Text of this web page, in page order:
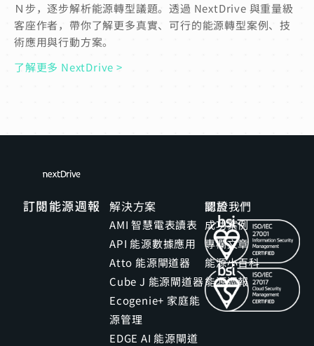
Ｎ步，逐步解析能源轉型議題。透過 NextDrive 與重量級
客座作者，帶你了解更多真實、可行的能源轉型案例、技
術應用與行動方案。
了解更多 NextDrive >
訂閱能源週報 解決方案
AMI 智慧電表讀表
API 能源數據應用
Atto 能源閘道器
Cube J 能源閘道器
Ecogenie+ 家庭能
源管理
EDGE AI 能源閘道
關於我們
成功案例
專欄文章
能源小百科
能源週報
認證